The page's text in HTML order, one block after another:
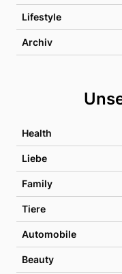
Lifestyle
Archiv
Health
Liebe
Family
Tiere
Automobile
Beauty